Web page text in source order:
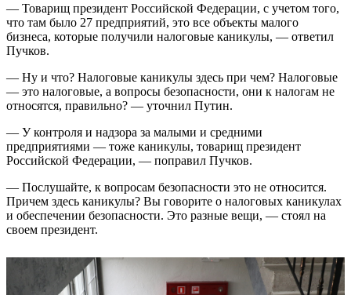
— Товарищ президент Российской Федерации, с учетом того,
что там было 27 предприятий, это все объекты малого
бизнеса, которые получили налоговые каникулы, — ответил
Пучков.
— Ну и что? Налоговые каникулы здесь при чем? Налоговые
— это налоговые, а вопросы безопасности, они к налогам не
относятся, правильно? — уточнил Путин.
— У контроля и надзора за малыми и средними
предприятиями — тоже каникулы, товарищ президент
Российской Федерации, — поправил Пучков.
— Послушайте, к вопросам безопасности это не относится.
Причем здесь каникулы? Вы говорите о налоговых каникулах
и обеспечении безопасности. Это разные вещи, — стоял на
своем президент.